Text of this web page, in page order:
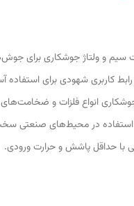
سیم و ولتاژ جوشکاری برای
کاربری شهودی برای استفاده
انواع فلزات و
استفاده در محیط‌های صنعتی
با حداقل پاشش و حرارت ورودی.